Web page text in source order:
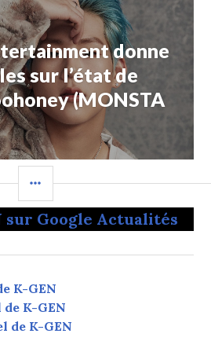
donne
sur l’état de
(MONSTA
LATÉRALE
sur Google Actualités
K-GEN
K-GEN
de K-GEN